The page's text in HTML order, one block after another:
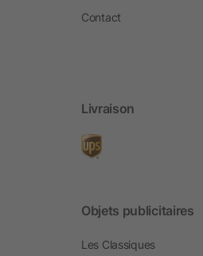
Contact
Livraison
Objets publicitaires
Les Classiques